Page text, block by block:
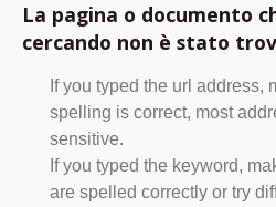
La pagina o documento
cercando non è stato
If you typed the url address,
spelling is correct, most
sensitive.
If you typed the keyword,
are spelled correctly or try